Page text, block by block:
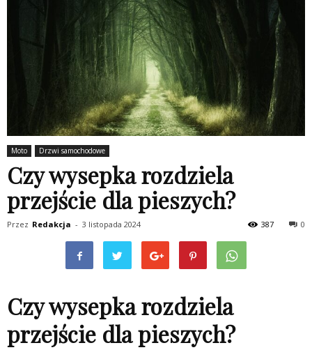
Moto Drzwi samochodowe
Czy wysepka rozdziela
przejście dla pieszych?
Przez Redakcja - 3 listopada 2024 0
387
Czy wysepka rozdziela
przejście dla pieszych?